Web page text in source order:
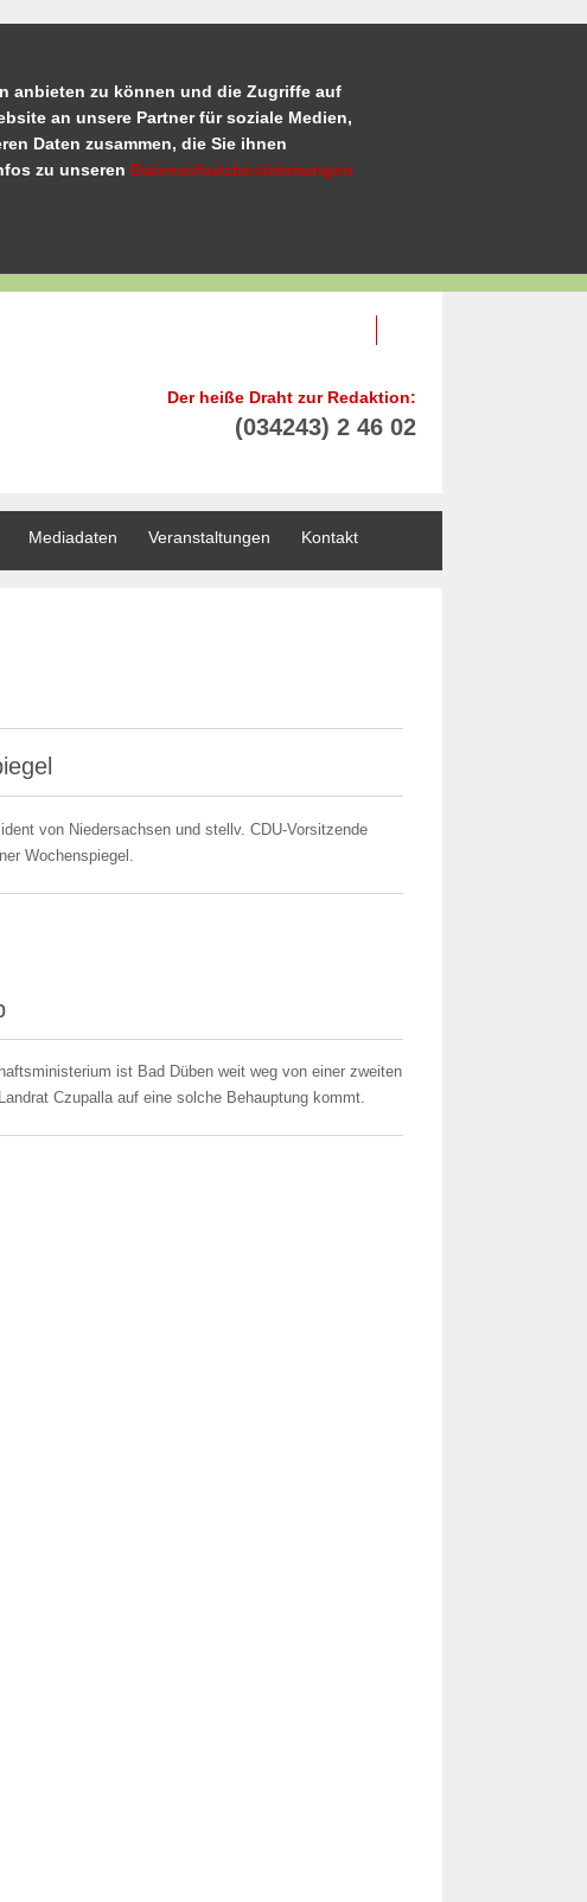
anbieten zu können und die Zugriffe auf
an unsere Partner für soziale Medien,
Daten zusammen, die Sie ihnen
zu unseren Datenschutzbestimmungen
Der heiße Draht zur Redaktion:
(034243) 2 46 02
Mediadaten Veranstaltungen Kontakt
von Niedersachsen und stellv. CDU-Vorsitzende
Wochenspiegel.
ist Bad Düben weit weg von einer zweiten
Czupalla auf eine solche Behauptung kommt.